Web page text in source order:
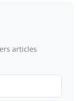
articles